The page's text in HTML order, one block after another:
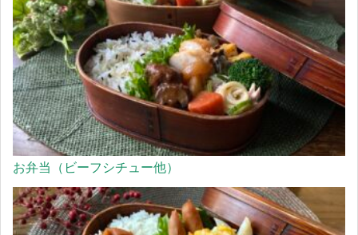
お弁当（ビーフシチュー他）